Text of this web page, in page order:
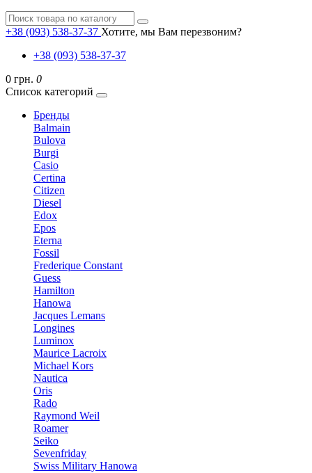
+38 (093) 538-37-37 Хотите, мы Вам перезвоним?
+38 (093) 538-37-37
0 грн. 0
Список категорий
Бренды
Balmain
Bulova
Burgi
Casio
Certina
Citizen
Diesel
Edox
Epos
Eterna
Fossil
Frederique Constant
Guess
Hamilton
Hanowa
Jacques Lemans
Longines
Luminox
Maurice Lacroix
Michael Kors
Nautica
Oris
Rado
Raymond Weil
Roamer
Seiko
Sevenfriday
Swiss Military Hanowa